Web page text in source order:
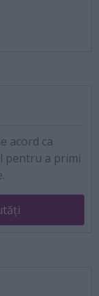
acord ca
pentru a primi